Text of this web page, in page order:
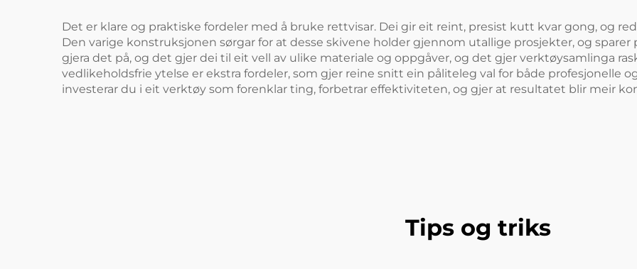
Det er klare og praktiske fordeler med å bruke rettvisar. Dei gir eit reint, presist kutt kvar gong, og
Den varige konstruksjonen sørgar for at desse skivene holder gjennom utallige prosjekter, og
gjera det på, og det gjer dei til eit vell av ulike materiale og oppgåver, og det gjer verktøysamlinga
vedlikeholdsfrie ytelse er ekstra fordeler, som gjer reine snitt ein påliteleg val for både profesjonelle
investerar du i eit verktøy som forenklar ting, forbetrar effektiviteten, og gjer at resultatet blir meir
Tips og triks